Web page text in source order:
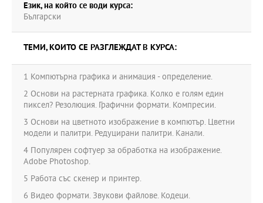
Език, на който се води курса:
Български
ТЕМИ, КОИТО СЕ РАЗГЛЕЖДАТ В КУРСА:
1 Компютърна графика и анимация - определение.
2 Основи на растерната графика. Kолко е голям един
пиксел? Резолюция. Графични формати. Компресии.
3 Основи на цветното изображение в компютър. Цветни
модели и палитри. Редуцирани палитри. Канали.
4 Популярен софтуер за обработка на изображение.
Adobe Photoshop.
5 Работа със скенер и принтер.
6 Видео формати. Звукови файлове. Кодеци.